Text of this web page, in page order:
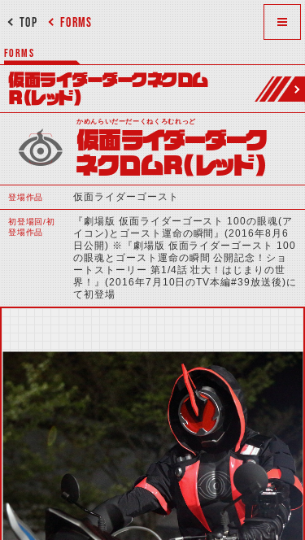
FORMS
TOP
FORMS
仮面ライダーダークネクロム
R(レッド)
かめんらいだーだーくねくろむれっど
仮面ライダーダーク
ネクロムR(レッド)
登場作品 仮面ライダーゴースト
初登場回/初
登場作品
『劇場版 仮面ライダーゴースト 100の眼魂(ア
イコン)とゴースト運命の瞬間』(2016年8月6
日公開) ※『劇場版 仮面ライダーゴースト 100
の眼魂とゴースト運命の瞬間 公開記念！ショ
ートストーリー 第1/4話 壮大！はじまりの世
界！』(2016年7月10日のTV本編#39放送後)に
て初登場